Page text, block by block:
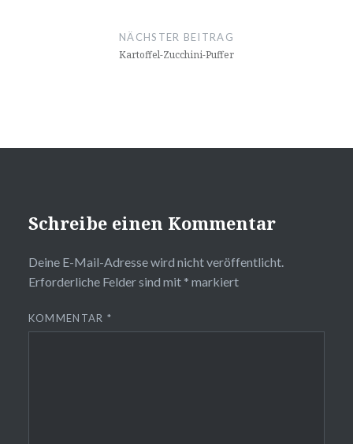
NÄCHSTER BEITRAG
Kartoffel-Zucchini-Puffer
Schreibe einen Kommentar
Deine E-Mail-Adresse wird nicht veröffentlicht.
Erforderliche Felder sind mit * markiert
KOMMENTAR *